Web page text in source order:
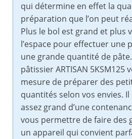
qui détermine en effet la
préparation que l’on peut
Plus le bol est grand et plus
l’espace pour effectuer une
une grande quantité de
pâtissier ARTISAN 5KSM125
mesure de préparer des
quantités selon vos envies. Il
assez grand d’une
vous permettre de faire des
un appareil qui convient